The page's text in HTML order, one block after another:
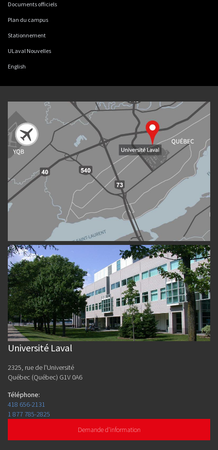
Documents officiels
Plan du campus
Stationnement
ULaval Nouvelles
English
Université Laval
2325, rue de l'Université
Québec (Québec) G1V 0A6
Téléphone:
418 656-2131
1 877 785-2825
Demande d'information